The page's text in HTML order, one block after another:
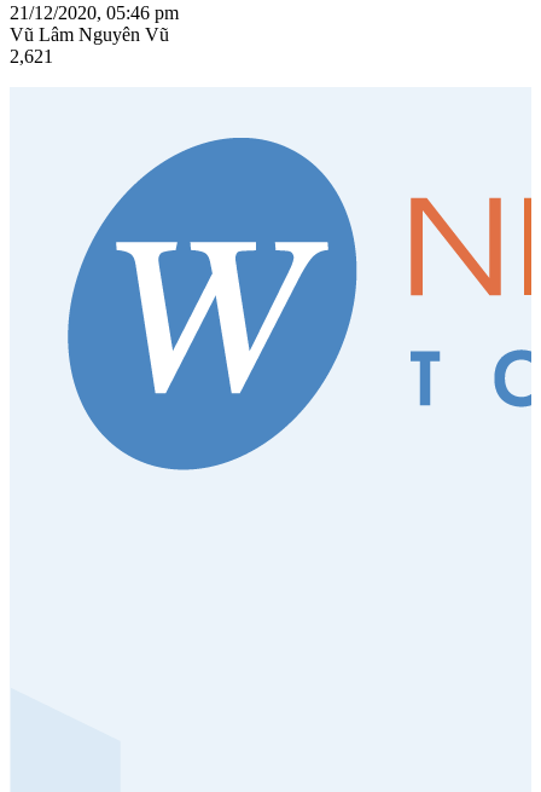
21/12/2020, 05:46 pm
Vũ Lâm Nguyên Vũ
2,621